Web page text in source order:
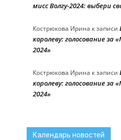
мисс Волгу-2024: выбери
Кострюкова Ирина к записи
королеву: голосование за
2024»
Кострюкова Ирина к записи
королеву: голосование за
2024»
Календарь новостей